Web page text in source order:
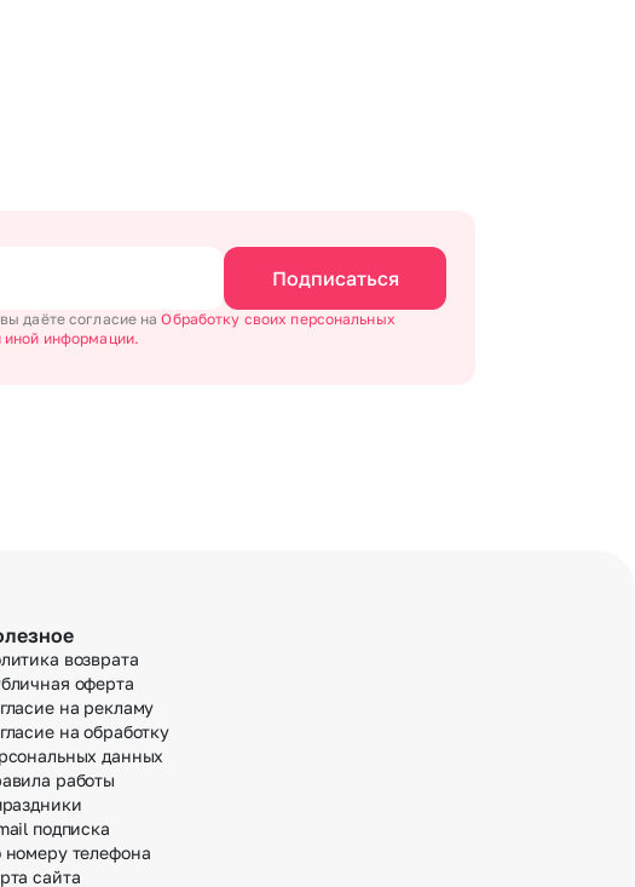
Подписаться
даёте согласие наОбработку своих персональных
иной информации.
возврата
оферта
на рекламу
на обработку
данных
работы
подписка
номеру телефона
сайта